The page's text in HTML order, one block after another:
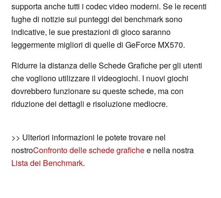
supporta anche tutti i codec video moderni. Se le recenti
fughe di notizie sui punteggi dei benchmark sono
indicative, le sue prestazioni di gioco saranno
leggermente migliori di quelle di GeForce MX570.
Ridurre la distanza delle Schede Grafiche per gli utenti
che vogliono utilizzare il videogiochi. I nuovi giochi
dovrebbero funzionare su queste schede, ma con
riduzione dei dettagli e risoluzione mediocre.
>> Ulteriori informazioni le potete trovare nel
nostroConfronto delle schede grafichee nella nostra
Lista dei Benchmark.